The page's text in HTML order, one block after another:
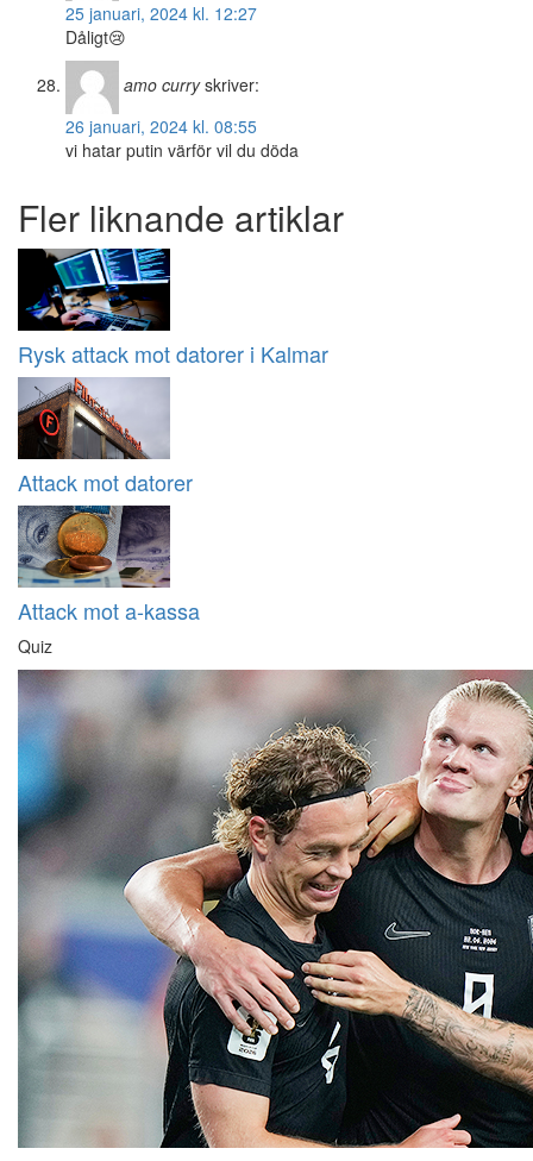
25 januari, 2024 kl. 12:27
Dåligt😢
amo curry skriver:
26 januari, 2024 kl. 08:55
vi hatar putin värför vil du döda
Fler liknande artiklar
Rysk attack mot datorer i Kalmar
Attack mot datorer
Attack mot a-kassa
Quiz